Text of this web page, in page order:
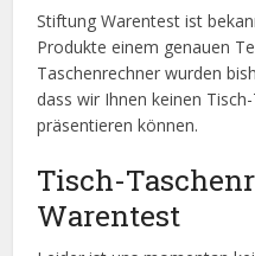
Stiftung Warentest ist
Produkte einem genauen
Taschenrechner wurden
dass wir Ihnen keinen
präsentieren können.
Tisch-
Warentest